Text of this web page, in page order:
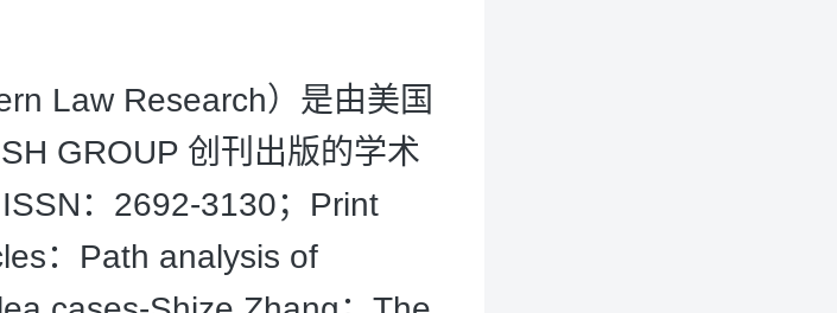
Law Research）是由美国
GROUP 创刊出版的学术
：2692-3130；Print
：Path analysis of